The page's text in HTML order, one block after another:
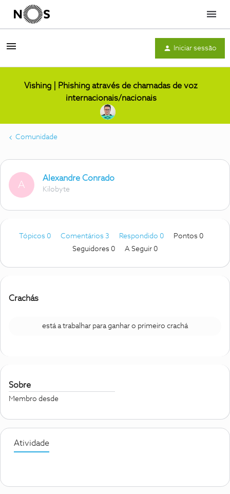
Menu
Iniciar sessão
Vishing | Phishing através de chamadas de voz
internacionais/nacionais
Comunidade
A
Alexandre Conrado
Kilobyte
Tópicos 0 Comentários 3 Respondido 0
Pontos 0
Seguidores 0 A Seguir 0
Crachás
está a trabalhar para ganhar o primeiro crachá
Sobre
Membro desde
Atividade